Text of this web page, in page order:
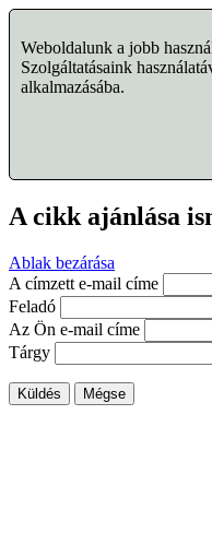
Weboldalunk a jobb
Szolgáltatásaink
alkalmazásába.
A cikk ajánlása
Ablak bezárása
A címzett e-mail címe
Feladó
Az Ön e-mail címe
Tárgy
Küldés Mégse